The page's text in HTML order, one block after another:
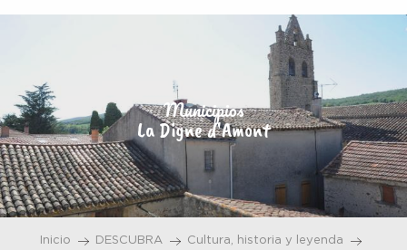
Municipios
La Digne d'Amont
Inicio DESCUBRA
Cultura, historia y leyenda